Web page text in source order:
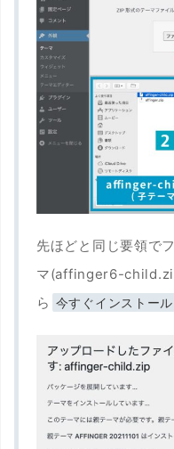
先ほどと同じ要領で
マ(affinger6-
ら 今すぐインストール